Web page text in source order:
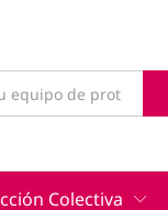
Colectiva